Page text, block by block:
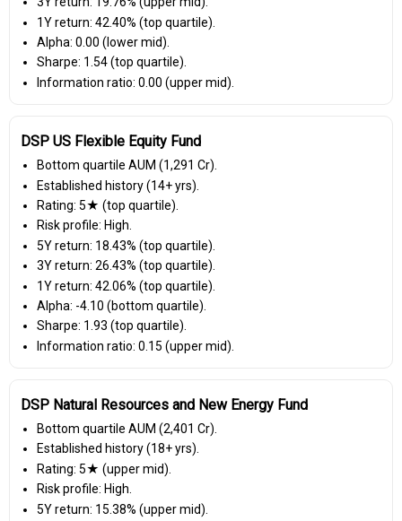
1Y return: 42.40% (top quartile).
Alpha: 0.00 (lower mid).
Sharpe: 1.54 (top quartile).
Information ratio: 0.00 (upper mid).
DSP US Flexible Equity Fund
Bottom quartile AUM (₹1,291 Cr).
Established history (14+ yrs).
Rating: 5★ (top quartile).
Risk profile: High.
5Y return: 18.43% (top quartile).
3Y return: 26.43% (top quartile).
1Y return: 42.06% (top quartile).
Alpha: -4.10 (bottom quartile).
Sharpe: 1.93 (top quartile).
Information ratio: 0.15 (upper mid).
DSP Natural Resources and New Energy Fund
Bottom quartile AUM (₹2,401 Cr).
Established history (18+ yrs).
Rating: 5★ (upper mid).
Risk profile: High.
5Y return: 15.38% (upper mid).